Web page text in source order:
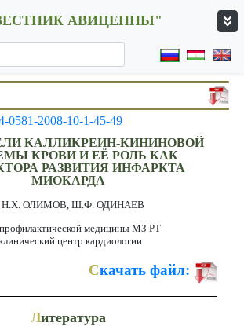
АВИЦЕННЫ"
0581-2008-10-1-45-49
КАЛЛИКРЕИН-КИНИНОВОЙ
КРОВИ И ЕЁ РОЛЬ КАК
РАЗВИТИЯ ИНФАРКТА
МИОКАРДА
ОЛИМОВ, Ш.Ф. ОДИНАЕВ
медицины МЗ РТ
центр кардиологии
Скачать файл:
Литература